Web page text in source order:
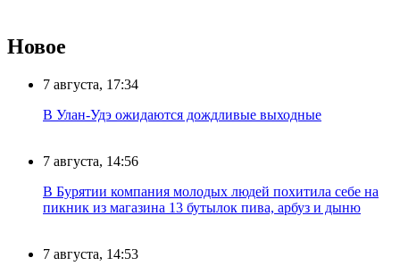
Новое
7 августа, 17:34
В Улан-Удэ ожидаются дождливые выходные
7 августа, 14:56
В Бурятии компания молодых людей похитила себе на
пикник из магазина 13 бутылок пива, арбуз и дыню
7 августа, 14:53